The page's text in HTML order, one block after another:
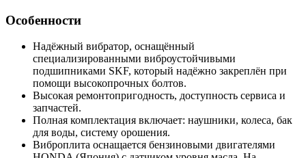
Особенности
Надёжный вибратор, оснащённый
специализированными виброустойчивыми
подшипниками SKF, который надёжно закреплён при
помощи высокопрочных болтов.
Высокая ремонтопригодность, доступность сервиса и
запчастей.
Полная комплектация включает: наушники, колеса, бак
для воды, систему орошения.
Виброплита оснащается бензиновыми двигателями